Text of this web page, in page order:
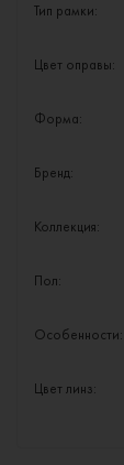
Тип рамки:
Цвет оправы:
Форма:
Бренд:
Коллекция:
Пол:
Особенности:
Цвет линз: